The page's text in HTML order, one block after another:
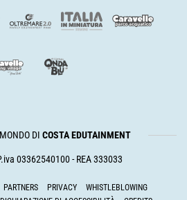
DI COSTA EDUTAINMENT
03362540100 - REA 333033
PARTNERS PRIVACY
WHISTLEBLOWING